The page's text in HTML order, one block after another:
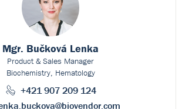
Mgr. Bučková Lenka
Product & Sales Manager
Biochemistry, Hematology
+421 907 209 124
@biovendor.com